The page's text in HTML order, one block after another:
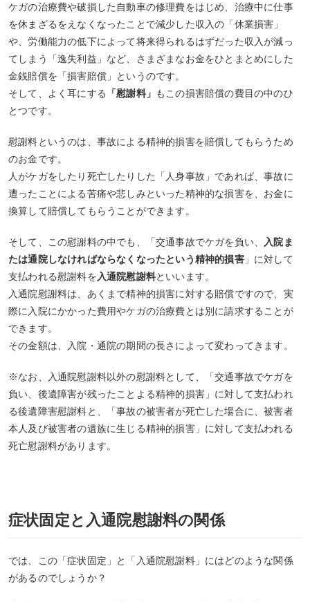
ケガの治療費や破損した自動車の修理費をはじめ、治療中に仕事
を休まざるをえなくなったことで減少した収入の「休業損害」
や、労働能力の低下によって将来得られるはずだった収入が減っ
てしまう「逸失利益」など、さまざまなお金をひとまとめにした
金銭賠償を「損害賠償」というのです。
そして、よく耳にする
「慰謝料」 もこの損害賠償の費目の中のひ
とつです。
慰謝料というのは、事故による精神的損害を賠償してもらうため
のお金です。
人がケガをしたり死亡したりした「人身事故」であれば、事故に
遭ったことによる苦痛や悲しみといった精神的な損害を、お金に
換算して賠償してもらうことができます。
そして、この慰謝料の中でも、「交通事故でケガを負い、
入院ま
たは通院しなければならなくなったという精神的損害」に対して
支払われる慰謝料を 入通院慰謝料といいます。
入通院慰謝料は、あくまで精神的損害に対する賠償ですので、実
際に入院にかかった費用やケガの治療費とは別に請求することが
できます。
その金額は、入院・通院の期間の長さによって変わってきます。
※なお、入通院慰謝料以外の慰謝料として、「交通事故でケガを
負い、後遺障害が残ったことよる精神的損害」に対して支払われ
る後遺障害慰謝料と、「事故の被害者が死亡した場合に、被害者
本人及び被害者の遺族に生じる精神的損害」に対して支払われる
死亡慰謝料があります。
症状固定と入通院慰謝料の関係
では、この「症状固定」と「入通院慰謝料」にはどのような関係
があるのでしょうか？